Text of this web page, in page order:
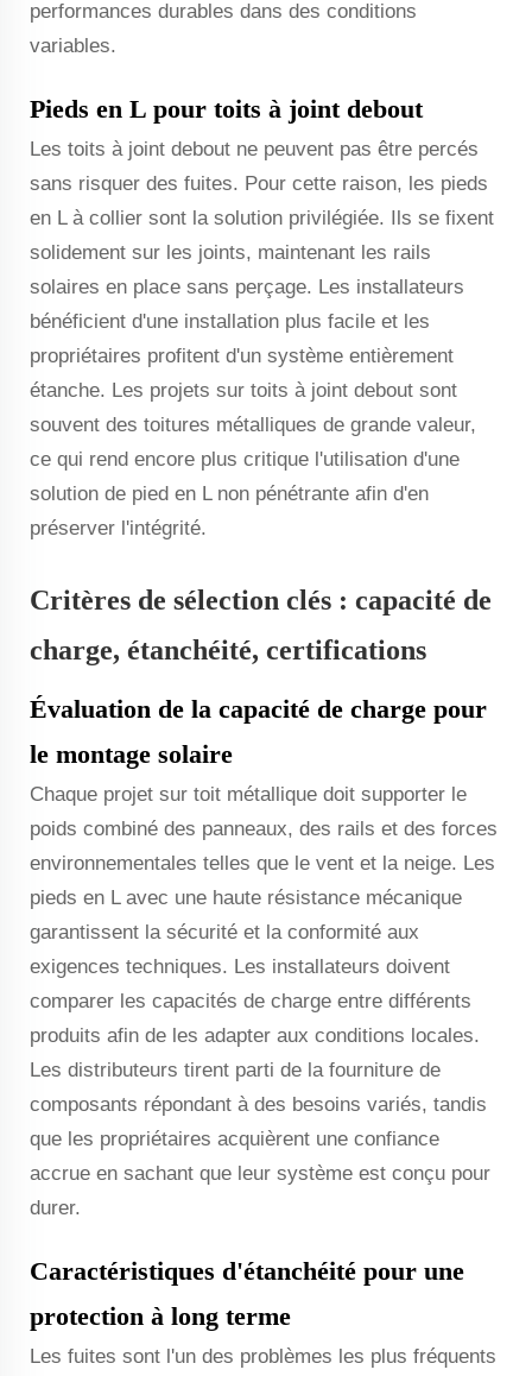
performances durables dans des conditions
variables.
Pieds en L pour toits à joint debout
Les toits à joint debout ne peuvent pas être percés
sans risquer des fuites. Pour cette raison, les pieds
en L à collier sont la solution privilégiée. Ils se fixent
solidement sur les joints, maintenant les rails
solaires en place sans perçage. Les installateurs
bénéficient d'une installation plus facile et les
propriétaires profitent d'un système entièrement
étanche. Les projets sur toits à joint debout sont
souvent des toitures métalliques de grande valeur,
ce qui rend encore plus critique l'utilisation d'une
solution de pied en L non pénétrante afin d'en
préserver l'intégrité.
Critères de sélection clés : capacité de
charge, étanchéité, certifications
Évaluation de la capacité de charge pour
le montage solaire
Chaque projet sur toit métallique doit supporter le
poids combiné des panneaux, des rails et des forces
environnementales telles que le vent et la neige. Les
pieds en L avec une haute résistance mécanique
garantissent la sécurité et la conformité aux
exigences techniques. Les installateurs doivent
comparer les capacités de charge entre différents
produits afin de les adapter aux conditions locales.
Les distributeurs tirent parti de la fourniture de
composants répondant à des besoins variés, tandis
que les propriétaires acquièrent une confiance
accrue en sachant que leur système est conçu pour
durer.
Caractéristiques d'étanchéité pour une
protection à long terme
Les fuites sont l'un des problèmes les plus fréquents